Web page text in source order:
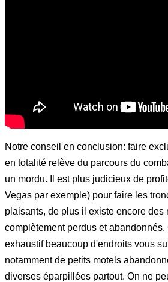
Notre conseil en conclusion: faire
en totalité relève du parcours du
un mordu. Il est plus judicieux de
Vegas par exemple) pour faire les
plaisants, de plus il existe encore des
complètement perdus et
exhaustif beaucoup d'endroits vous
notamment de petits motels
diverses éparpillées partout. On ne